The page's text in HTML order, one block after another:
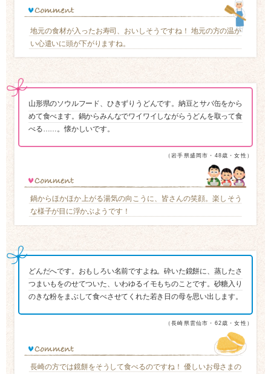
地元の食材が入ったお寿司、おいしそうですね！ 地元の方の温か
い心遣いに頭が下がりますね。
山形県のソウルフード、ひきずりうどんです。納豆とサバ缶をから
めて食べます。鍋からみんなでワイワイしながらうどんを取って食
べる……。懐かしいです。
（岩手県盛岡市・48歳・女性）
鍋からほかほか上がる湯気の向こうに、皆さんの笑顔。楽しそう
な様子が目に浮かぶようです！
どんだへです。おもしろい名前ですよね。砕いた鏡餅に、蒸したさ
つまいもをのせてついた、いわゆるイモもちのことです。砂糖入り
のきな粉をまぶして食べさせてくれた若き日の母を思い出します。
（長崎県雲仙市・62歳・女性）
長崎の方では鏡餅をそうして食べるのですね！ 優しいお母さまの